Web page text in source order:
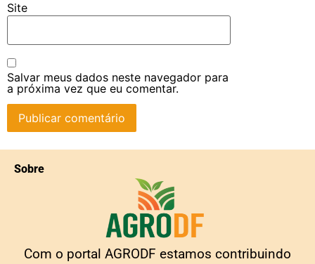
Site
Salvar meus dados neste navegador para
a próxima vez que eu comentar.
Sobre
Com o portal AGRODF estamos contribuindo